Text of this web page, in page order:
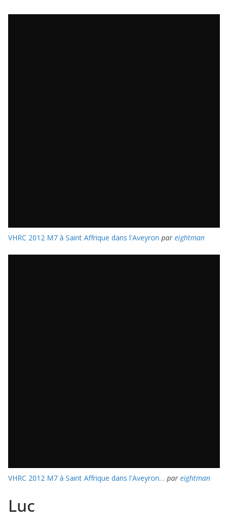
VHRC 2012 M7 à Saint Affrique dans l'Aveyron par eightman
VHRC 2012 M7 à Saint Affrique dans l'Aveyron… par eightman
Luc